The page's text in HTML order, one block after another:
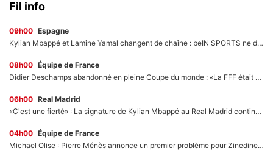
Fil info
09h00 Espagne
Kylian Mbappé et Lamine Yamal changent de chaîne : beIN SPORTS ne digère pas cette décision historique et prédit un fiasco pour la Liga
08h00 Équipe de France
Didier Deschamps abandonné en pleine Coupe du monde : «La FFF était déjà passée à Zinedine Zidane»
06h00 Real Madrid
«C'est une fierté» : La signature de Kylian Mbappé au Real Madrid continue de régaler l'Espagne
04h00 Équipe de France
Michael Olise : Pierre Ménès annonce un premier problème pour Zinedine Zidane en équipe de France